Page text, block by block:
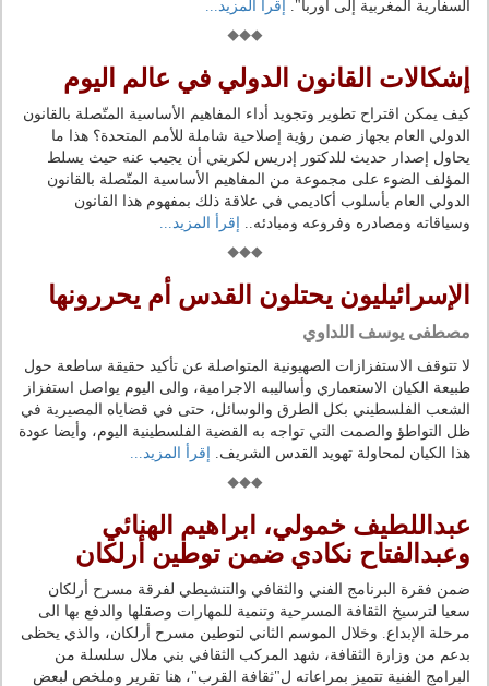
السفارية المغربية إلى أوربا".
إقرأ المزيد...
إشكالات القانون الدولي في عالم اليوم
كيف يمكن اقتراح تطوير وتجويد أداء المفاهيم الأساسية المتّصلة بالقانون
الدولي العام بجهاز ضمن رؤية إصلاحية شاملة للأمم المتحدة؟ هذا ما
يحاول إصدار حديث للدكتور إدريس لكريني أن يجيب عنه حيث يسلط
المؤلف الضوء على مجموعة من المفاهيم الأساسية المتّصلة بالقانون
الدولي العام بأسلوب أكاديمي في علاقة ذلك بمفهوم هذا القانون
وسياقاته ومصادره وفروعه ومبادئه..
إقرأ المزيد...
الإسرائيليون يحتلون القدس أم يحررونها
مصطفى يوسف اللداوي
لا تتوقف الاستفزازات الصهيونية المتواصلة عن تأكيد حقيقة ساطعة حول
طبيعة الكيان الاستعماري وأساليبه الاجرامية، والى اليوم يواصل استفزاز
الشعب الفلسطيني بكل الطرق والوسائل، حتى في قضاياه المصيرية في
ظل التواطؤ والصمت التي تواجه به القضية الفلسطينية اليوم، وأيضا عودة
هذا الكيان لمحاولة تهويد القدس الشريف.
إقرأ المزيد...
عبداللطيف خمولي، ابراهيم الهنائي
وعبدالفتاح نكادي ضمن توطين أرلكان
ضمن فقرة البرنامج الفني والثقافي والتنشيطي لفرقة مسرح أرلكان
سعيا لترسيخ الثقافة المسرحية وتنمية للمهارات وصقلها والدفع بها الى
مرحلة الإبداع. وخلال الموسم الثاني لتوطين مسرح أرلكان، والذي يحظى
بدعم من وزارة الثقافة، شهد المركب الثقافي بني ملال سلسلة من
البرامج الفنية تتميز بمراعاته ل"ثقافة القرب"، هنا تقرير وملخص لبعض